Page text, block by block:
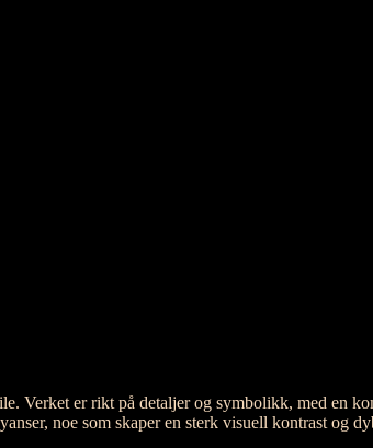
Verket er rikt på detaljer og symbolikk, med en
noe som skaper en sterk visuell kontrast og